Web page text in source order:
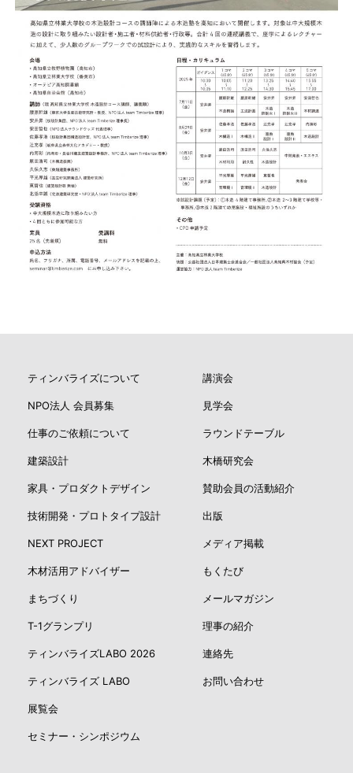
ティンバライズについて
NPO法人 会員募集
仕事のご依頼について
建築設計
家具・プロダクトデザイン
技術開発・プロトタイプ設計
NEXT PROJECT
木材活用アドバイザー
まちづくり
T-1グランプリ
ティンバライズLABO 2026
ティンバライズ LABO
展覧会
セミナー・シンポジウム
講演会
見学会
ラウンドテーブル
木橋研究会
賛助会員の活動紹介
出版
メディア掲載
もくたび
メールマガジン
理事の紹介
連絡先
お問い合わせ